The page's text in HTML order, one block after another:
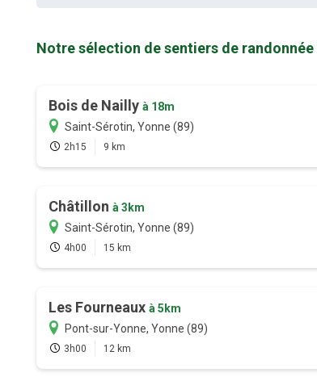
Notre sélection de sentiers de
Bois de Nailly à 18m
Saint-Sérotin, Yonne (89)
2h15 9 km
Châtillon à 3km
Saint-Sérotin, Yonne (89)
4h00 15 km
Les Fourneaux à 5km
Pont-sur-Yonne, Yonne (89)
3h00 12 km